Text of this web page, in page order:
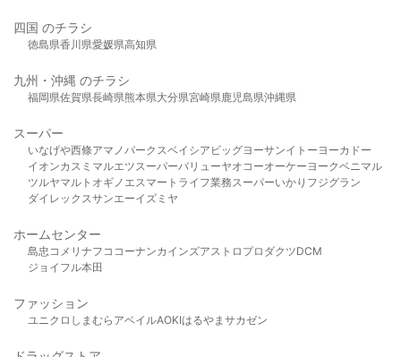
四国 のチラシ
徳島県香川県愛媛県高知県
九州・沖縄 のチラシ
福岡県佐賀県長崎県熊本県大分県宮崎県鹿児島県沖縄県
スーパー
いなげや西條アマノパークスベイシア ビッグヨーサンイトーヨーカドー
イオンカスミ マルエツスーパーバリューヤオコーオーケー ヨークベニマル
ツルヤマルト オギノ エスマート ライフ業務スーパーいかり フジグラン
ダイレックスサンエーイズミヤ
ホームセンター
島忠 コメリ ナフコ コーナンカインズアストロプロダクツDCM
ジョイフル本田
ファッション
ユニクロ しまむら アベイルAOKIはるやま サカゼン